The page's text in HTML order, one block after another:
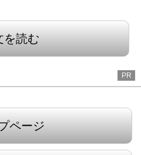
を読む
PR
ページ